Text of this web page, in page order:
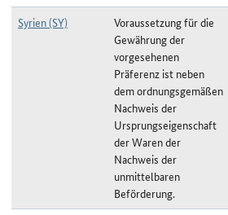
Syrien (SY)
Voraussetzung für die
Gewährung der
vorgesehenen
Präferenz ist neben
dem ordnungsgemäßen
Nachweis der
Ursprungseigenschaft
der Waren der
Nachweis der
unmittelbaren
Beförderung.